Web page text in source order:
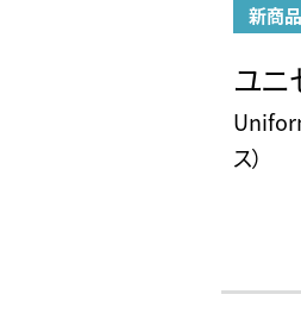
新商品
ユニ
ス）